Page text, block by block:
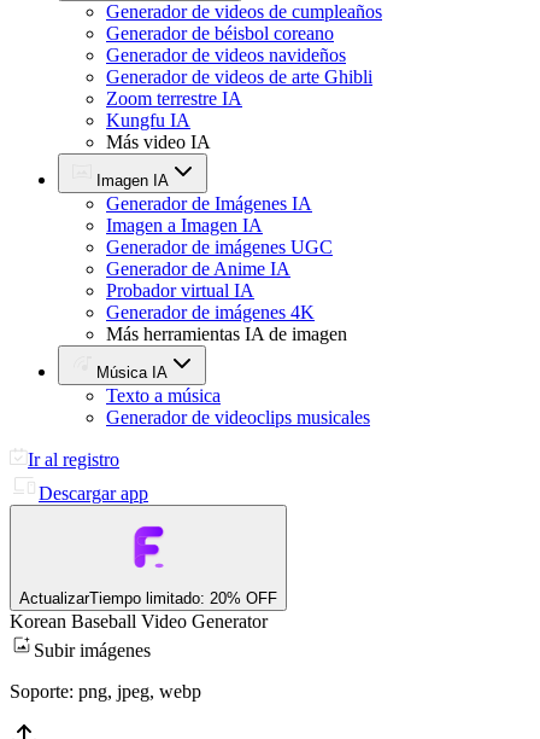
Generador de videos de cumpleaños
Generador de béisbol coreano
Generador de videos navideños
Generador de videos de arte Ghibli
Zoom terrestre IA
Kungfu IA
Más video IA
Imagen IA
Generador de Imágenes IA
Imagen a Imagen IA
Generador de imágenes UGC
Generador de Anime IA
Probador virtual IA
Generador de imágenes 4K
Más herramientas IA de imagen
Música IA
Texto a música
Generador de videoclips musicales
Ir al registro
Descargar app
ActualizarTiempo limitado: 20% OFF
Korean Baseball Video Generator
Subir imágenes
Soporte: png, jpeg, webp